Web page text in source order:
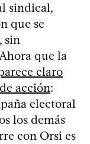
sindical,
que se
sin
que la
claro
acción:
electoral
los demás
con Orsi es